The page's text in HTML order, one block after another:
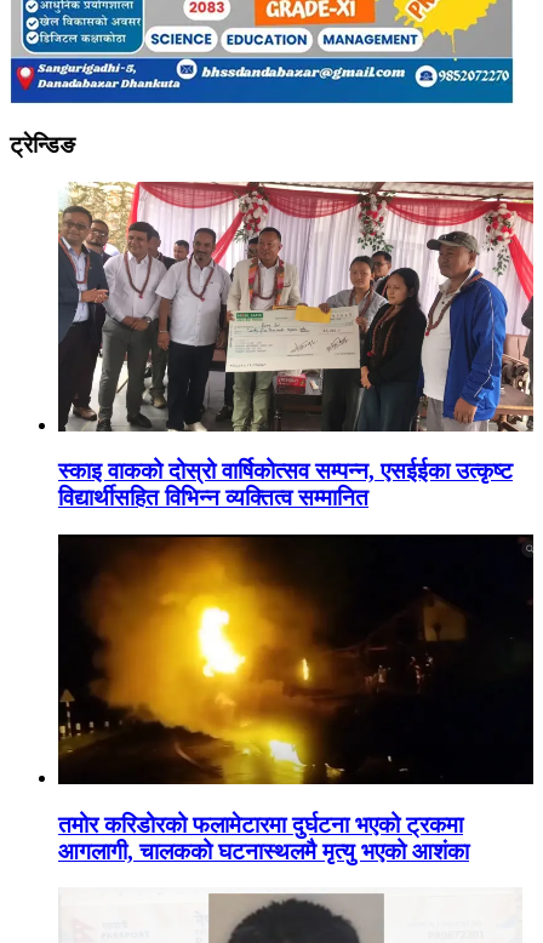
ट्रेन्डिङ
स्काइ वाकको दोस्रो वार्षिकोत्सव सम्पन्न, एसईईका उत्कृष्ट
विद्यार्थीसहित विभिन्न व्यक्तित्व सम्मानित
तमोर करिडोरको फलामेटारमा दुर्घटना भएको ट्रकमा
आगलागी, चालकको घटनास्थलमै मृत्यु भएको आशंका